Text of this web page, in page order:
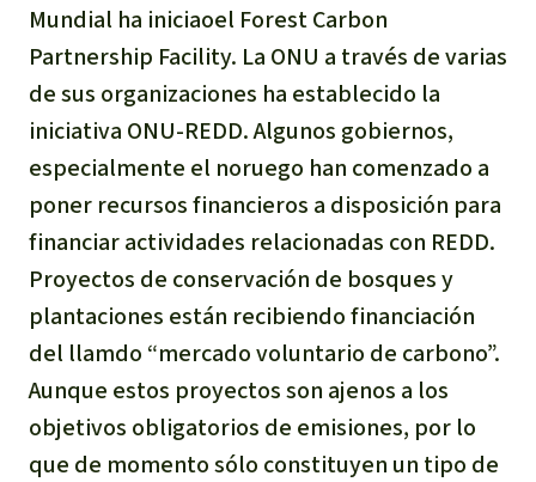
Mundial ha iniciaoel Forest Carbon
Partnership Facility. La ONU a través de varias
de sus organizaciones ha establecido la
iniciativa ONU-REDD. Algunos gobiernos,
especialmente el noruego han comenzado a
poner recursos financieros a disposición para
financiar actividades relacionadas con REDD.
Proyectos de conservación de bosques y
plantaciones están recibiendo financiación
del llamdo “mercado voluntario de carbono”.
Aunque estos proyectos son ajenos a los
objetivos obligatorios de emisiones, por lo
que de momento sólo constituyen un tipo de